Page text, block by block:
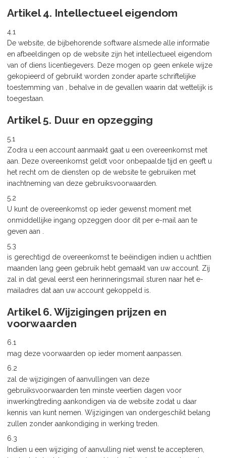
Artikel 4. Intellectueel eigendom
4.1
De website, de bijbehorende software alsmede alle informatie
en afbeeldingen op de website zijn het intellectueel eigendom
van of diens licentiegevers. Deze mogen op geen enkele wijze
gekopieerd of gebruikt worden zonder aparte schriftelijke
toestemming van , behalve in de gevallen waarin dat wettelijk is
toegestaan.
Artikel 5. Duur en opzegging
5.1
Zodra u een account aanmaakt gaat u een overeenkomst met
aan. Deze overeenkomst geldt voor onbepaalde tijd en geeft u
het recht om de diensten op de website te gebruiken met
inachtneming van deze gebruiksvoorwaarden.
5.2
U kunt de overeenkomst op ieder gewenst moment met
onmiddellijke ingang opzeggen door dit per e-mail aan te
geven aan .
5.3
is gerechtigd de overeenkomst te beëindigen indien u achttien
maanden lang geen gebruik hebt gemaakt van uw account. Zij
zal in dat geval eerst een herinneringsmail sturen naar het e-
mailadres dat aan uw account gekoppeld is.
Artikel 6. Wijzigingen prijzen en
voorwaarden
6.1
mag deze voorwaarden op ieder moment aanpassen.
6.2
zal de wijzigingen of aanvullingen van deze
gebruiksvoorwaarden ten minste veertien dagen voor
inwerkingtreding aankondigen via de website zodat u daar
kennis van kunt nemen. Wijzigingen van ondergeschikt belang
zullen zonder aankondiging in werking treden.
6.3
Indien u een wijziging of aanvulling niet wenst te accepteren,